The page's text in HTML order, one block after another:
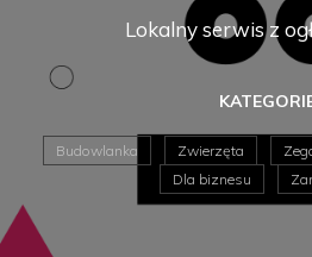
Lokalny serwis z
Budowlanka Zwierzęta
Dla biznesu